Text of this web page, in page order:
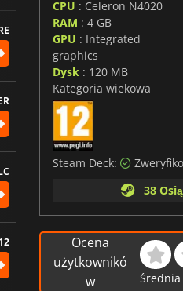
gatunku zarówno
CPU : Celeron N4020
RAM : 4 GB
GPU : Integrated
graphics
Dysk: 120 MB
Kategoria wiekowa
Steam Deck:
38
Ocena
użytkownikó
w